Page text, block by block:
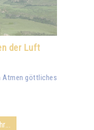
der Luft
Atmen göttliches